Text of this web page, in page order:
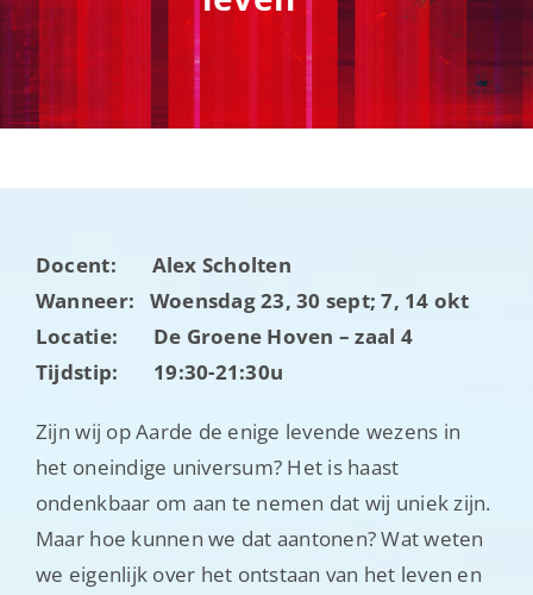
Nieuwsbrieven
Contact
Docent: Alex Scholten
Wanneer: Woensdag 23, 30 sept; 7, 14 okt
Locatie: De Groene Hoven – zaal 4
Tijdstip: 19:30-21:30u
Zijn wij op Aarde de enige levende wezens in
het oneindige universum? Het is haast
ondenkbaar om aan te nemen dat wij uniek zijn.
Maar hoe kunnen we dat aantonen? Wat weten
we eigenlijk over het ontstaan van het leven en